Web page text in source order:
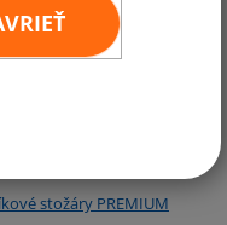
stožáry PREMIUM